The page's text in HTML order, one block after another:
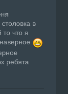
в
что я
ребята